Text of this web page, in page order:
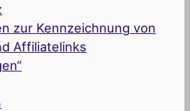
zur Kennzeichnung von
Affiliatelinks